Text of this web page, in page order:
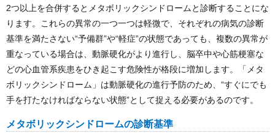
2つ以上を合併するとメタボリックシンドロームと診断することにな
ります。これらの異常の一つ一つは軽微で、それぞれの病気の診断
基準を満たさない“予備群”や“軽症”の状態であっても、複数の異常が
重なっている場合は、動脈硬化がより進行し、脳卒中や心筋梗塞な
どの心血管系疾患をひき起こす危険性が格段に増加します。「メタ
ボリックシンドローム」は動脈硬化の進行予防のため、“すぐにでも
手を打たなければならない状態”として捉える必要があるのです。
メタボリックシンドロームの診断基準